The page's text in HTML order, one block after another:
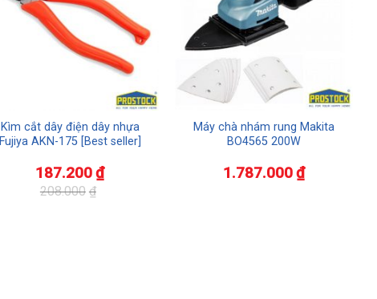
Kìm cắt dây điện dây nhựa
Fujiya AKN-175 [Best seller]
208.000 ₫
187.200₫
Máy chà nhám rung Makita
BO4565 200W
1.787.000₫